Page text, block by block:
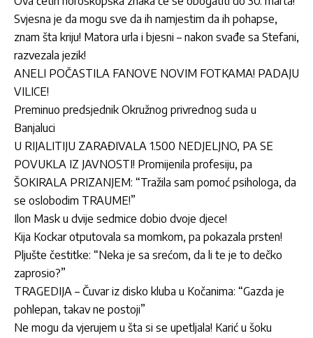
Svjesna je da mogu sve da ih namjestim da ih pohapse,
znam šta kriju! Matora urla i bjesni – nakon svađe sa Stefani,
razvezala jezik!
ANELI POČASTILA FANOVE NOVIM FOTKAMA! PADAJU
VILICE!
Preminuo predsjednik Okružnog privrednog suda u
Banjaluci
U RIJALITIJU ZARAĐIVALA 1.500 NEDJELJNO, PA SE
POVUKLA IZ JAVNOSTI! Promijenila profesiju, pa
ŠOKIRALA PRIZANJEM: “Tražila sam pomoć psihologa, da
se oslobodim TRAUME!”
Ilon Mask u dvije sedmice dobio dvoje djece!
Kija Kockar otputovala sa momkom, pa pokazala prsten!
Pljušte čestitke: “Neka je sa srećom, da li te je to dečko
zaprosio?”
TRAGEDIJA – Čuvar iz disko kluba u Kočanima: “Gazda je
pohlepan, takav ne postoji”
Ne mogu da vjerujem u šta si se upetljala! Karić u šoku